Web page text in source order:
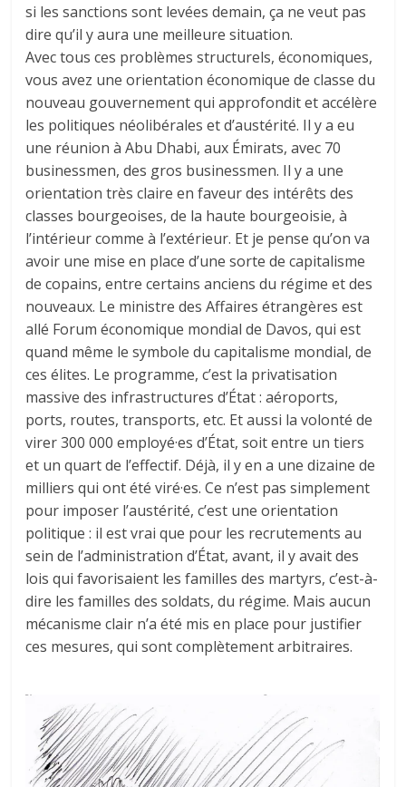
si les sanctions sont levées demain, ça ne veut pas
dire qu’il y aura une meilleure situation.
Avec tous ces problèmes structurels, économiques,
vous avez une orientation économique de classe du
nouveau gouvernement qui approfondit et accélère
les politiques néolibérales et d’austérité. Il y a eu
une réunion à Abu Dhabi, aux Émirats, avec 70
businessmen, des gros businessmen. Il y a une
orientation très claire en faveur des intérêts des
classes bourgeoises, de la haute bourgeoisie, à
l’intérieur comme à l’extérieur. Et je pense qu’on va
avoir une mise en place d’une sorte de capitalisme
de copains, entre certains anciens du régime et des
nouveaux. Le ministre des Affaires étrangères est
allé Forum économique mondial de Davos, qui est
quand même le symbole du capitalisme mondial, de
ces élites. Le programme, c’est la privatisation
massive des infrastructures d’État : aéroports,
ports, routes, transports, etc. Et aussi la volonté de
virer 300 000 employé·es d’État, soit entre un tiers
et un quart de l’effectif. Déjà, il y en a une dizaine de
milliers qui ont été viré·es. Ce n’est pas simplement
pour imposer l’austérité, c’est une orientation
politique : il est vrai que pour les recrutements au
sein de l’administration d’État, avant, il y avait des
lois qui favorisaient les familles des martyrs, c’est-à-
dire les familles des soldats, du régime. Mais aucun
mécanisme clair n’a été mis en place pour justifier
ces mesures, qui sont complètement arbitraires.